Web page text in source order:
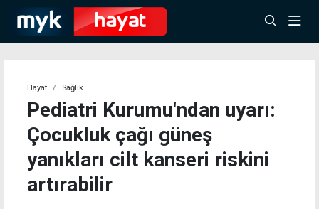
Hayat Sağlık
Pediatri Kurumu'ndan uyarı:
Çocukluk çağı güneş
yanıkları cilt kanseri riskini
artırabilir